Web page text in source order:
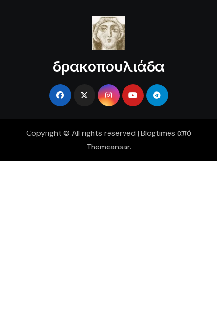
δρακοπουλιάδα
Copyright © All rights reserved | Blogtimes από
Themeansar.